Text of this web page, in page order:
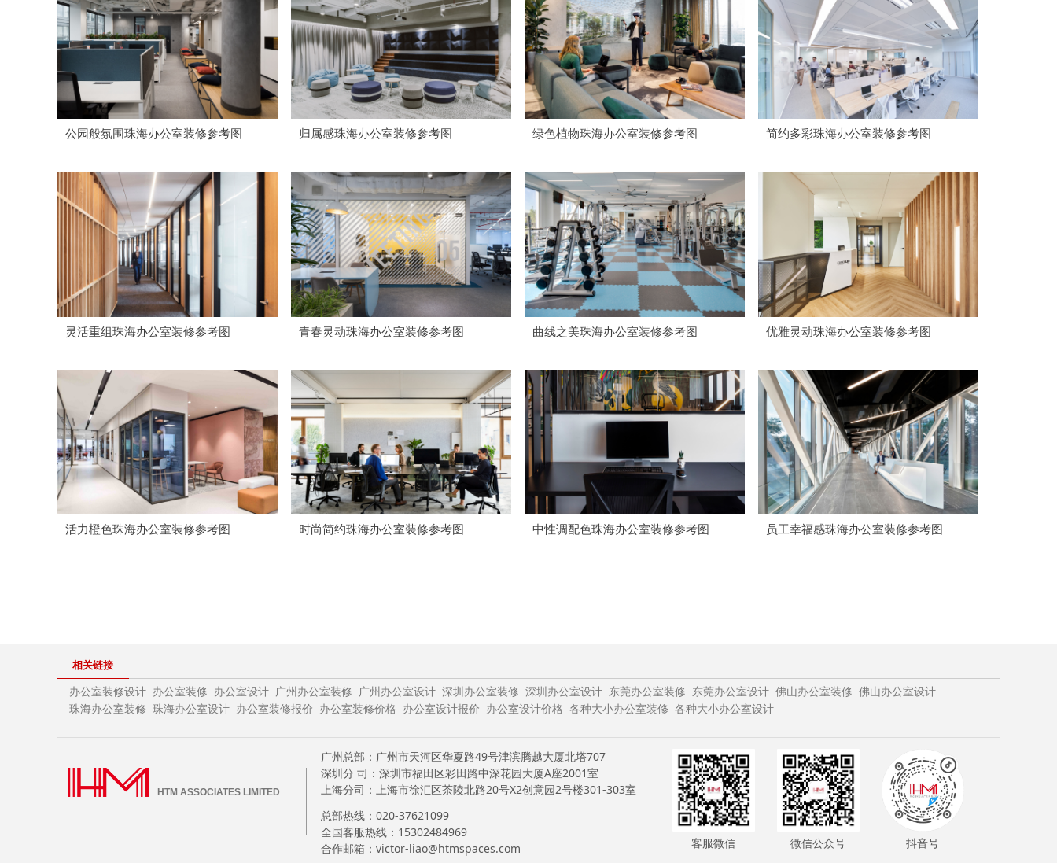
公园般氛围珠海办公室装修参考图 归属感珠海办公室装修参考图 绿色植物珠海办公室装修参考图 简约多彩珠海办公室装修参考图
灵活重组珠海办公室装修参考图 青春灵动珠海办公室装修参考图 曲线之美珠海办公室装修参考图 优雅灵动珠海办公室装修参考图
活力橙色珠海办公室装修参考图 时尚简约珠海办公室装修参考图 中性调配色珠海办公室装修参考图 员工幸福感珠海办公室装修参考图
广州总部：广州市天河区华夏路49号津滨腾越大厦北塔707
深圳分 司：深圳市福田区彩田路中深花园大厦A座2001室
上海分司：上海市徐汇区茶陵北路20号X2创意园2号楼301-303室
总部热线：020-37621099
全国客服热线：15302484969
合作邮箱：victor-liao@htmspaces.com
客服微信 微信公众号
相关链接
办公室装修设计 办公室装修 办公室设计 广州办公室装修 广州办公室设计 深圳办公室装修 深圳办公室设计 东莞办公室装修 东莞办公室设计 佛山办公室装修 佛山办公室设计
珠海办公室装修 珠海办公室设计 办公室装修报价 办公室装修价格 办公室设计报价 办公室设计价格 各种大小办公室装修 各种大小办公室设计
抖音号
HTM ASSOCIATES LIMITED